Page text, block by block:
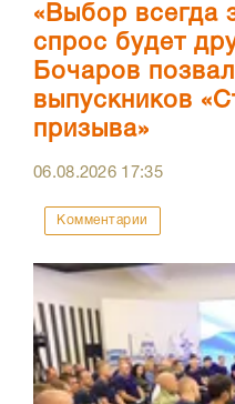
«Выбор всегда
спрос будет
Бочаров
выпускников
призыва»
06.08.2026 17:35
Комментарии